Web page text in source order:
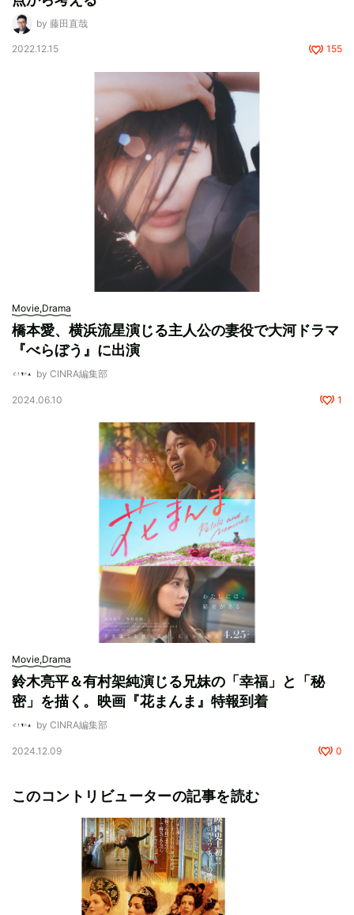
by 藤田直哉
2022.12.15 155
Movie,Drama
橋本愛、横浜流星演じる主人公の妻役で大河ドラマ
『べらぼう』に出演
by CINRA編集部
2024.06.10 1
Movie,Drama
鈴木亮平＆有村架純演じる兄妹の「幸福」と「秘
密」を描く。映画『花まんま』特報到着
by CINRA編集部
2024.12.09 0
このコントリビューターの記事を読む